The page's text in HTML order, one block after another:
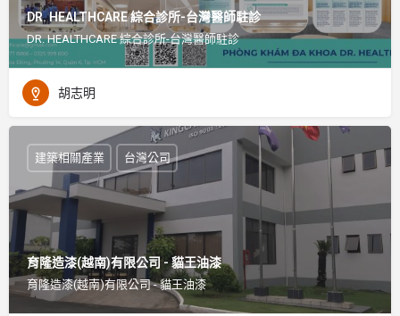
DR. HEALTHCARE 綜合診所-台灣醫師駐診
DR. HEALTHCARE 綜合診所-台灣醫師駐診
胡志明
育隆造漆(越南)有限公司 - 貓王油漆
育隆造漆(越南)有限公司 - 貓王油漆
建築相關產業 台灣公司